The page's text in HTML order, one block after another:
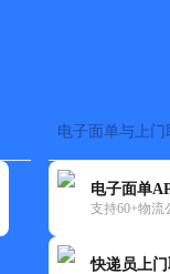
电子面单与上门
电子面单
支持60+物流
快递员上
快递时效